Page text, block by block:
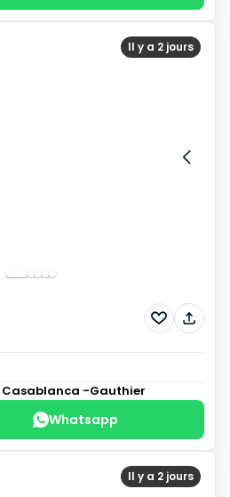
Il y a 2 jours
Casablanca -Gauthier
Whatsapp
Il y a 2 jours